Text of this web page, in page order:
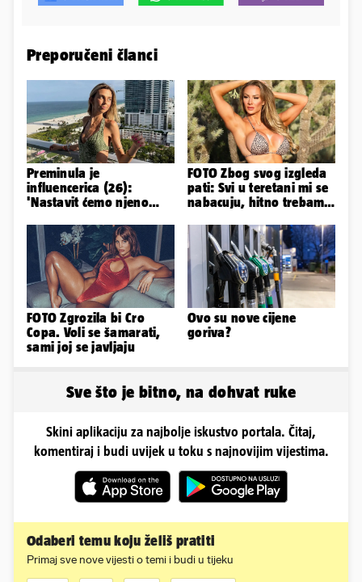
Preporučeni članci
Preminula je
influencerica (26):
'Nastavit ćemo njeno
FOTO Zbog svog izgleda
pati: Svi u teretani mi se
nabacuju, hitno trebam
FOTO Zgrozila bi Cro
Copa. Voli se šamarati,
sami joj se javljaju
Ovo su nove cijene
goriva?
Sve što je bitno, na dohvat ruke
Skini aplikaciju za najbolje iskustvo portala. Čitaj,
komentiraj i budi uvijek u toku s najnovijim vijestima.
Odaberi temu koju želiš pratiti
Primaj sve nove vijesti o temi i budi u tijeku